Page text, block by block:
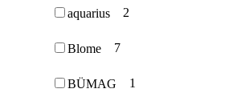
aquarius 2
Blome 7
BÜMAG 1